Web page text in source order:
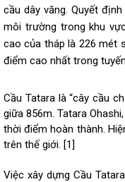
cầu dây văng. Quyết
môi trường trong khu
cao của tháp là 226 mét
điểm cao nhất trong
Cầu Tatara là “cây cầu
giữa 856m. Tatara
thời điểm hoàn thành.
trên thế giới. [1]
Việc xây dựng Cầu